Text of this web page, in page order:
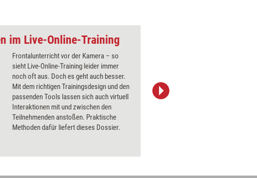
im Live-Online-Training
Frontalunterricht vor der Kamera – so
sieht Live-Online-Training leider immer
noch oft aus. Doch es geht auch besser.
Mit dem richtigen Trainingsdesign und den
passenden Tools lassen sich auch virtuell
Interaktionen mit und zwischen den
Teilnehmenden anstoßen. Praktische
Methoden dafür liefert dieses Dossier.